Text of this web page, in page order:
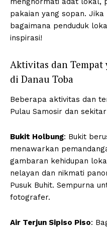
pakaian yang sopan.
bagaimana penduduk
inspirasi!
Aktivitas dan
di Danau Toba
Beberapa aktivitas dan
Pulau Samosir dan
Bukit Holbung: Bukit
menawarkan
gambaran kehidupan
nelayan dan nikmati
Pusuk Buhit. Sempurna
fotografer.
Air Terjun Sipiso Piso: